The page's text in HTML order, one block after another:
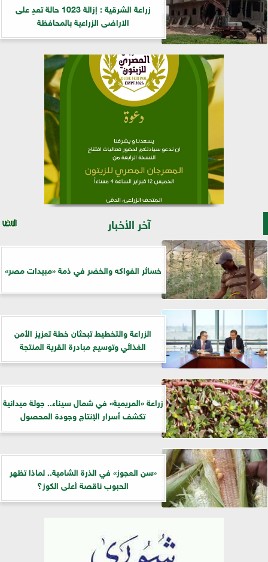
زراعة الشرقية : إزالة 1023 حالة تعدٍ على
الاراضى الزراعية بالمحافظة
آخر الأخبار
خسائر الفواكه والخضر في ذمة «مبيدات مصر»
الزراعة والتخطيط تبحثان خطة تعزيز الأمن
الغذائي وتوسيع مبادرة القرية المنتجة
زراعة «المريمية» في شمال سيناء.. جولة ميدانية
تكشف أسرار الإنتاج وجودة المحصول
«سن العجوز» في الذرة الشامية.. لماذا تظهر
الحبوب ناقصة أعلى الكوز؟